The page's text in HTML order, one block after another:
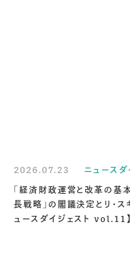
2026.07.23
ニュースダ
「経済財政運営と改革の基
長戦略」の閣議決定とリ・ス
ュースダイジェスト vol.11】